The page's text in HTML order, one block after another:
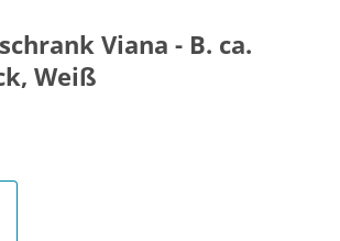
Viana - B. ca.
Weiß